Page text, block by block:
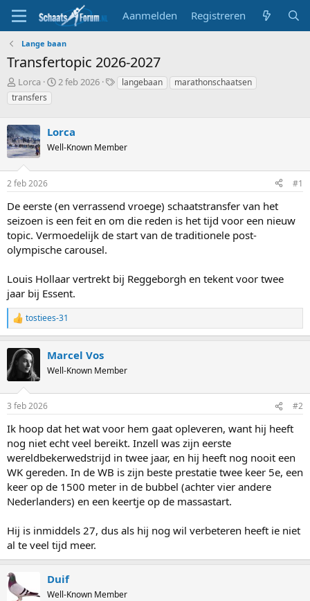
Aanmelden Registreren
Lange baan
Transfertopic 2026-2027
T
o
p
c
s
t
a
r
t
e
r
Lorca
S
t
d
t
m
2 feb 2026
Tlangebaan
marathonschaatsen
transfers
Lorca
Well-Known Member
2 feb 2026 #1
De eerste (en verrassend vroege) schaatstransfer van het
seizoen is een feit en om die reden is het tijd voor een nieuw
topic. Vermoedelijk de start van de traditionele post-
olympische carousel.
Louis Hollaar vertrekt bij Reggeborgh en tekent voor twee
jaar bij Essent.
R
e
c
t
n
s
tostiees-31
Marcel Vos
Well-Known Member
3 feb 2026 #2
Ik hoop dat het wat voor hem gaat opleveren, want hij heeft
nog niet echt veel bereikt. Inzell was zijn eerste
wereldbekerwedstrijd in twee jaar, en hij heeft nog nooit een
WK gereden. In de WB is zijn beste prestatie twee keer 5e, een
keer op de 1500 meter in de bubbel (achter vier andere
Nederlanders) en een keertje op de massastart.
Hij is inmiddels 27, dus als hij nog wil verbeteren heeft ie niet
al te veel tijd meer.
Duif
Well-Known Member